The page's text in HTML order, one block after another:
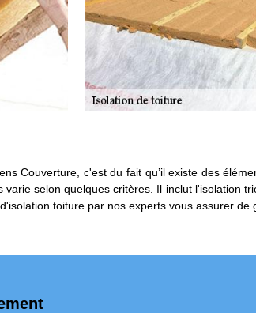
Couverture, c'est du fait qu’il existe des
selon quelques critères. Il inclut l'isolation
toiture par nos experts vous assurer de